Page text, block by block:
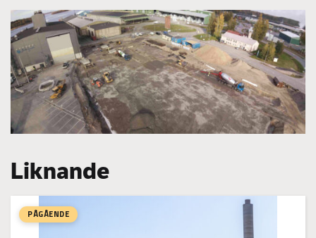
Liknande
PÅGÅENDE